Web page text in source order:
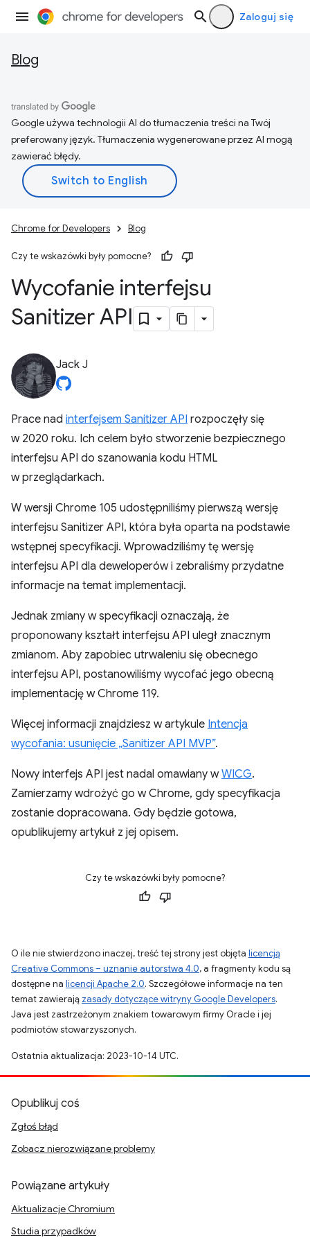
Zaloguj się
Blog
Google używa technologii AI do tłumaczenia treści na Twój
preferowany język. Tłumaczenia wygenerowane przez AI mogą
zawierać błędy.
Chrome for Developers Blog
Czy te wskazówki były pomocne?
Wycofanie interfejsu
Sanitizer API
Jack J
Prace nad interfejsem Sanitizer API rozpoczęły się
w 2020 roku. Ich celem było stworzenie bezpiecznego
interfejsu API do szanowania kodu HTML
w przeglądarkach.
W wersji Chrome 105 udostępniliśmy pierwszą wersję
interfejsu Sanitizer API, która była oparta na podstawie
wstępnej specyfikacji. Wprowadziliśmy tę wersję
interfejsu API dla deweloperów i zebraliśmy przydatne
informacje na temat implementacji.
Jednak zmiany w specyfikacji oznaczają, że
proponowany kształt interfejsu API uległ znacznym
zmianom. Aby zapobiec utrwaleniu się obecnego
interfejsu API, postanowiliśmy wycofać jego obecną
implementację w Chrome 119.
Więcej informacji znajdziesz w artykule Intencja
wycofania: usunięcie „Sanitizer API MVP”.
Nowy interfejs API jest nadal omawiany wWICG.
Zamierzamy wdrożyć go w Chrome, gdy specyfikacja
zostanie dopracowana. Gdy będzie gotowa,
opublikujemy artykuł z jej opisem.
Czy te wskazówki były pomocne?
O ile nie stwierdzono inaczej, treść tej strony jest objęta licencją
Creative Commons – uznanie autorstwa 4.0, a fragmenty kodu są
dostępne na licencji Apache 2.0. Szczegółowe informacje na ten
temat zawierają zasady dotyczące witryny Google Developers.
Java jest zastrzeżonym znakiem towarowym firmy Oracle i jej
podmiotów stowarzyszonych.
Ostatnia aktualizacja: 2023-10-14 UTC.
Opublikuj coś
Zgłoś błąd
Zobacz nierozwiązane problemy
Powiązane artykuły
Aktualizacje Chromium
Studia przypadków